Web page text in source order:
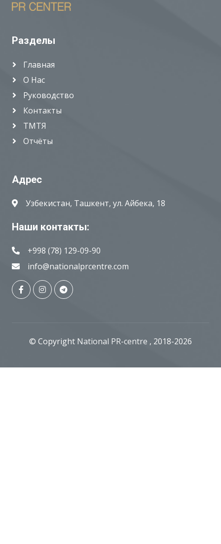
Разделы
Главная
О Нас
Руководство
Контакты
ТМТЯ
Отчёты
Адрес
Узбекистан, Ташкент, ул. Айбека, 18
Наши контакты:
+998 (78) 129-09-90
info@nationalprcentre.com
© Copyright National PR-centre , 2018-2026